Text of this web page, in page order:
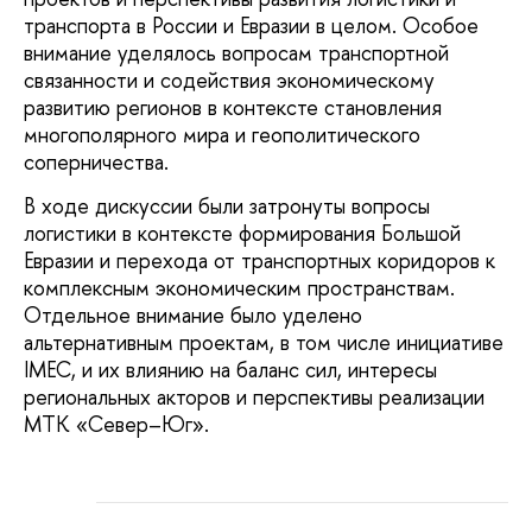
транспорта в России и Евразии в целом. Особое
внимание уделялось вопросам транспортной
связанности и содействия экономическому
развитию регионов в контексте становления
многополярного мира и геополитического
соперничества.
В ходе дискуссии были затронуты вопросы
логистики в контексте формирования Большой
Евразии и перехода от транспортных коридоров к
комплексным экономическим пространствам.
Отдельное внимание было уделено
альтернативным проектам, в том числе инициативе
IMEC, и их влиянию на баланс сил, интересы
региональных акторов и перспективы реализации
МТК «Север–Юг».